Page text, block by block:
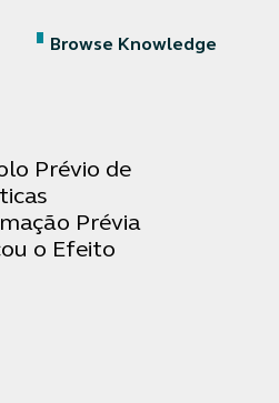
Browse Knowledge
Prévio de
Prévia
o Efeito